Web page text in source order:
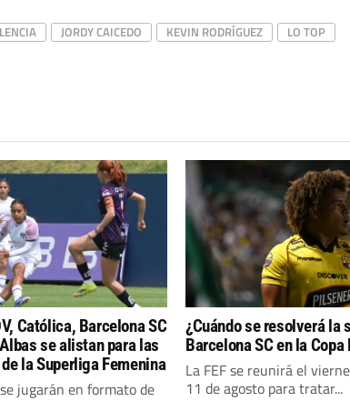
JORDY CAICEDO KEVIN RODRÍGUEZ
LO TOP
Católica, Barcelona SC
se alistan para las
la Superliga Femenina
jugarán en formato de
¿Cuándo se resolverá la
Barcelona SC en la Copa
La FEF se reunirá el
11 de agosto para tratar...